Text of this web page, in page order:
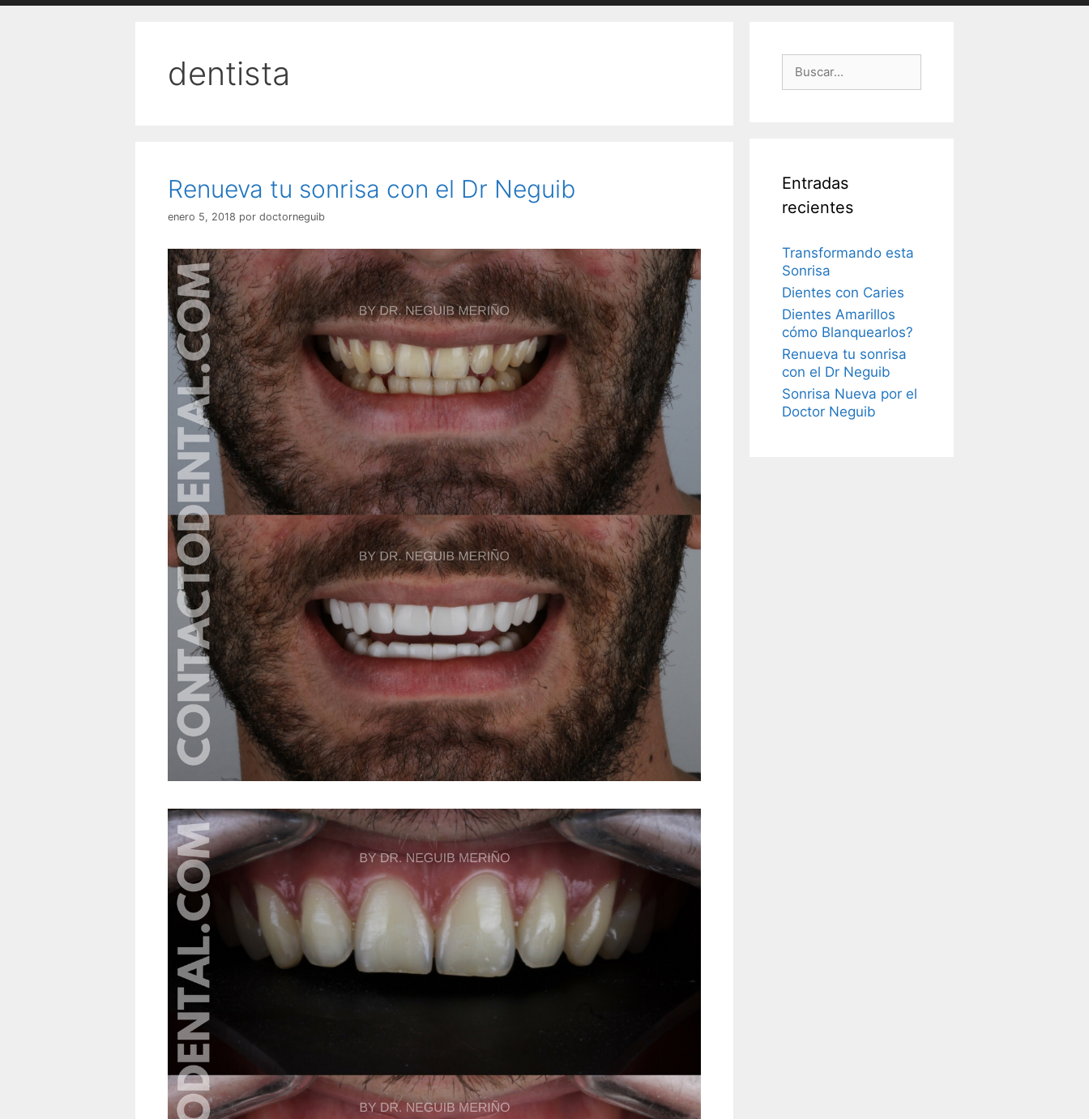
dentista
Renueva tu sonrisa con el Dr Neguib
enero 5, 2018 por doctorneguib
Entradas
recientes
Transformando esta
Sonrisa
Dientes con Caries
Dientes Amarillos
cómo Blanquearlos?
Renueva tu sonrisa
con el Dr Neguib
Sonrisa Nueva por el
Doctor Neguib